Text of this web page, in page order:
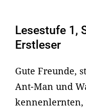
Lesestufe 1,
Erstleser
Gute Freunde,
Ant-Man und
kennenlernten,